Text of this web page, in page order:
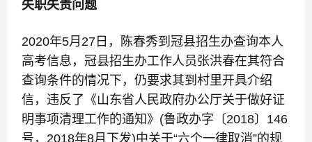
失职失责问题
2020年5月27日，陈春秀到冠县招生办查询本人
高考信息，冠县招生办工作人员张洪春在其符合
查询条件的情况下，仍要求其到村里开具介绍
信，违反了《山东省人民政府办公厅关于做好证
明事项清理工作的通知》(鲁政办字〔2018〕146
号，2018年8月下发)中关于“六个一律取消”的规